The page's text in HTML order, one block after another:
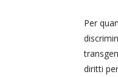
Per
diritti